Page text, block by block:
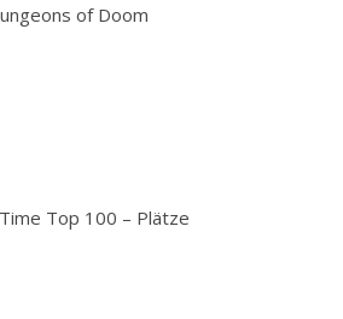
of Doom
Top 100 – Plätze